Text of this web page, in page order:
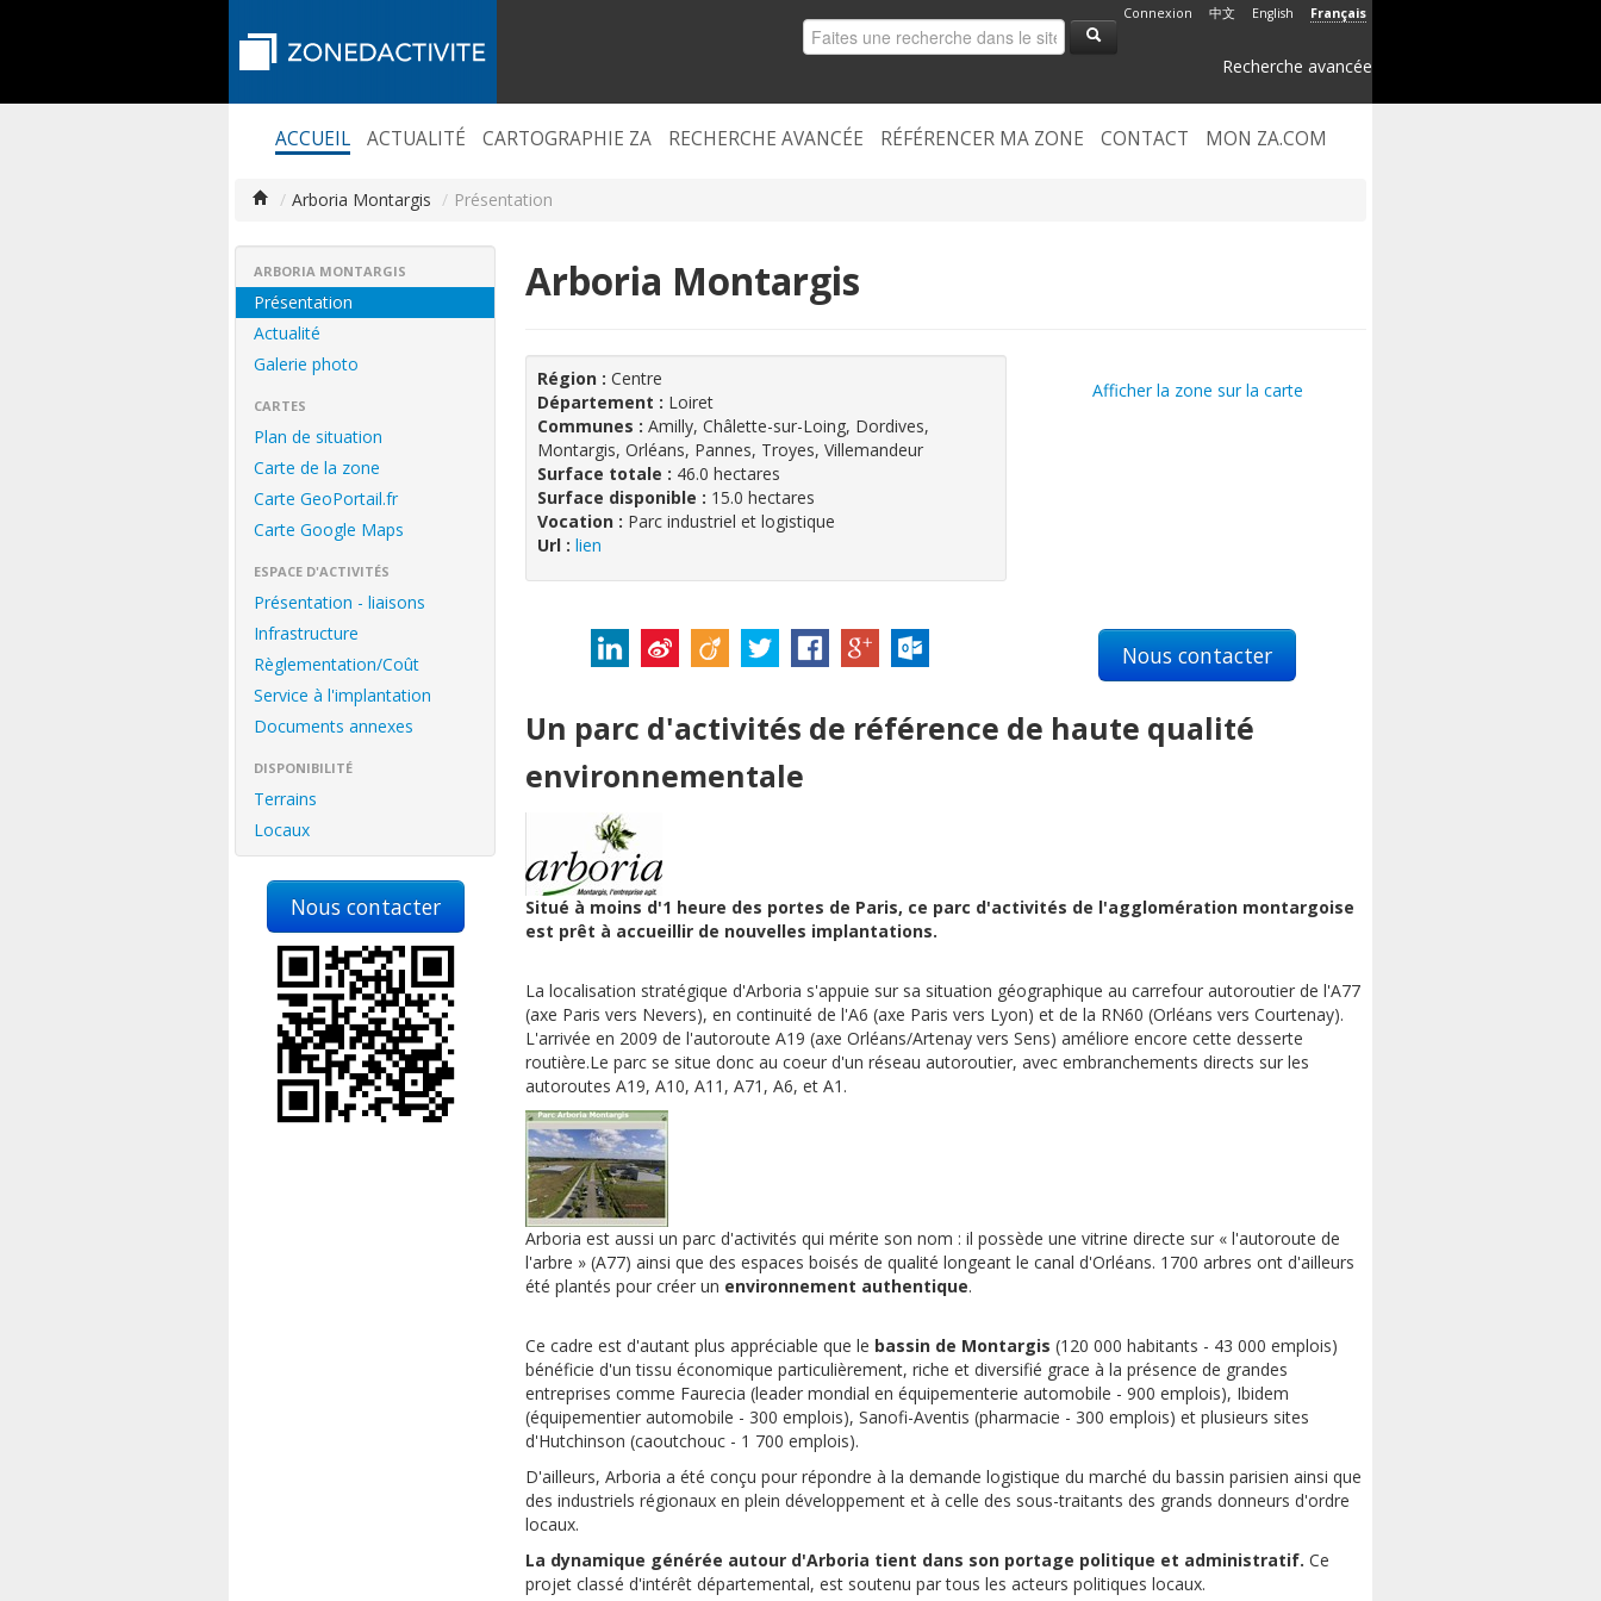
Connexion 中文 English Français
Recherche avancée
ACCUEIL ACTUALITÉ CARTOGRAPHIE ZA RECHERCHE AVANCÉE RÉFÉRENCER MA ZONE CONTACT MON ZA.COM
/ Arboria Montargis / Présentation
ARBORIA MONTARGIS
Présentation
Actualité
Galerie photo
CARTES
Plan de situation
Carte de la zone
Carte GeoPortail.fr
Carte Google Maps
ESPACE D'ACTIVITÉS
Présentation - liaisons
Infrastructure
Règlementation/Coût
Service à l'implantation
Documents annexes
DISPONIBILITÉ
Terrains
Locaux
Nous contacter
Arboria Montargis
Région : Centre
Département : Loiret
Communes : Amilly, Châlette-sur-Loing, Dordives,
Montargis, Orléans, Pannes, Troyes, Villemandeur
Surface totale : 46.0 hectares
Surface disponible : 15.0 hectares
Vocation : Parc industriel et logistique
Url : lien
Afficher la zone sur la carte
Nous contacter
Un parc d'activités de référence de haute qualité
environnementale
Situé à moins d'1 heure des portes de Paris, ce parc d'activités de l'agglomération montargoise
est prêt à accueillir de nouvelles implantations.
La localisation stratégique d'Arboria s'appuie sur sa situation géographique au carrefour autoroutier de l'A77
(axe Paris vers Nevers), en continuité de l'A6 (axe Paris vers Lyon) et de la RN60 (Orléans vers Courtenay).
L'arrivée en 2009 de l'autoroute A19 (axe Orléans/Artenay vers Sens) améliore encore cette desserte
routière.Le parc se situe donc au coeur d'un réseau autoroutier, avec embranchements directs sur les
autoroutes A19, A10, A11, A71, A6, et A1.
Arboria est aussi un parc d'activités qui mérite son nom : il possède une vitrine directe sur « l'autoroute de
l'arbre » (A77) ainsi que des espaces boisés de qualité longeant le canal d'Orléans. 1700 arbres ont d'ailleurs
été plantés pour créer un environnement authentique.
Ce cadre est d'autant plus appréciable que le bassin de Montargis (120 000 habitants - 43 000 emplois)
bénéficie d'un tissu économique particulièrement, riche et diversifié grace à la présence de grandes
entreprises comme Faurecia (leader mondial en équipementerie automobile - 900 emplois), Ibidem
(équipementier automobile - 300 emplois), Sanofi-Aventis (pharmacie - 300 emplois) et plusieurs sites
d'Hutchinson (caoutchouc - 1 700 emplois).
D'ailleurs, Arboria a été conçu pour répondre à la demande logistique du marché du bassin parisien ainsi que
des industriels régionaux en plein développement et à celle des sous-traitants des grands donneurs d'ordre
locaux.
La dynamique générée autour d'Arboria tient dans son portage politique et administratif. Ce
projet classé d'intérêt départemental, est soutenu par tous les acteurs politiques locaux.